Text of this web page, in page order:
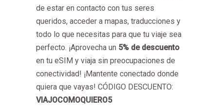
de estar en contacto con tus seres
queridos, acceder a mapas, traducciones y
todo lo que necesitas para que tu viaje sea
perfecto. ¡Aprovecha un 5% de descuento
en tu eSIM y viaja sin preocupaciones de
conectividad! ¡Mantente conectado donde
quiera que vayas! CÓDIGO DESCUENTO:
VIAJOCOMOQUIERO5